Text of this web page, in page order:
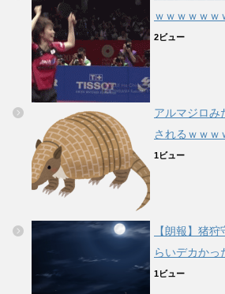
ｗｗｗｗｗｗ
2ビュー
アルマジロみ
されるｗｗｗ
1ビュー
【朗報】猪
らいデカかっ
1ビュー